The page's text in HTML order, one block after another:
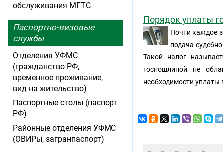
Порядок уплаты
Почти каждое
подача
Такой налог
госпошлиной не
необходимости
обслуживания МГТС
Паспортно-визовые
службы
Отделения УФМС
(гражданство РФ,
временное проживание,
вид на жительство)
Паспортные столы (паспорт
РФ)
Районные отделения УФМС
(ОВИРы, загранпаспорт)